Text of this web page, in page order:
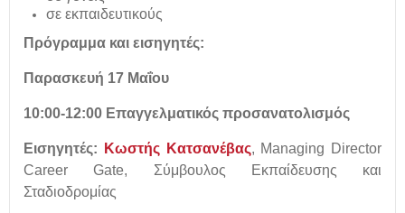
σε εκπαιδευτικούς
Πρόγραμμα και εισηγητές:
Παρασκευή 17 Μαΐου
10:00-12:00 Επαγγελματικός προσανατολισμός
Εισηγητές: Κωστής Κατσανέβας, Managing Director
Career Gate, Σύμβουλος Εκπαίδευσης και
Σταδιοδρομίας